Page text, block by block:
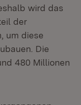
wird das
der
um diese
Die
480 Millionen